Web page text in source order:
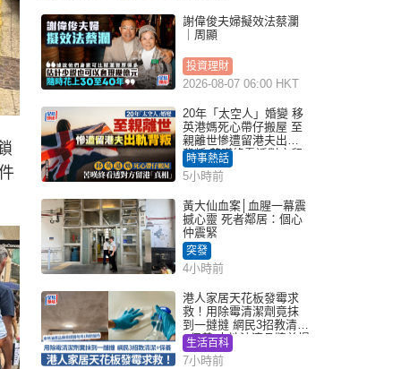
謝偉俊夫婦擬效法蔡瀾
｜周顯
投資理財
2026-08-07 06:00 HKT
20年「太空人」婚變 移
英港媽死心帶仔搬屋 至
親離世慘遭留港夫出軌
背叛 苦嘆終看透對方留
港「真相」｜Juicy叮
時事熱話
5小時前
黃大仙血案│血腥一幕震
撼心靈 死者鄰居：個心
仲震緊
突發
4小時前
港人家居天花板發霉求
救！用除霉清潔劑竟抹
到一撻撻 網民3招教清潔
+保養 本地油漆品牌曾提
醒勿用1物防變色
生活百科
7小時前